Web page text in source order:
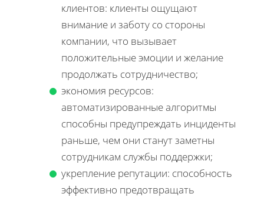
клиентов: клиенты ощущают
внимание и заботу со стороны
компании, что вызывает
положительные эмоции и желание
продолжать сотрудничество;
экономия ресурсов:
автоматизированные алгоритмы
способны предупреждать инциденты
раньше, чем они станут заметны
сотрудникам службы поддержки;
укрепление репутации: способность
эффективно предотвращать